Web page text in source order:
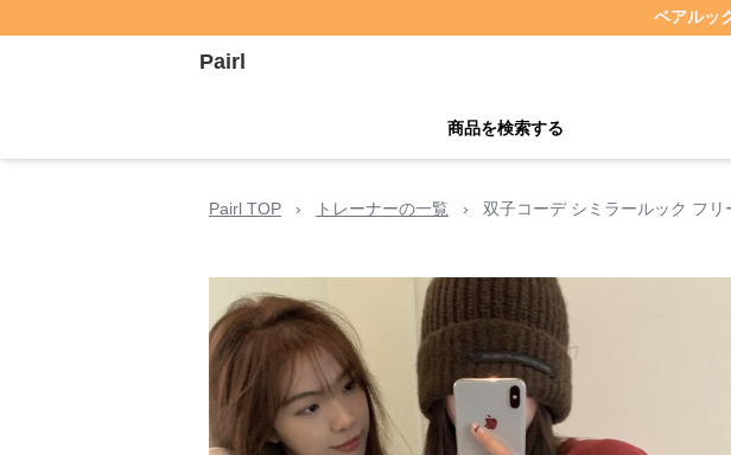
ペアルッ
Pairl
商品を検索する
Pairl TOP › トレーナーの一覧 › 双子コーデ シミラールック フリ